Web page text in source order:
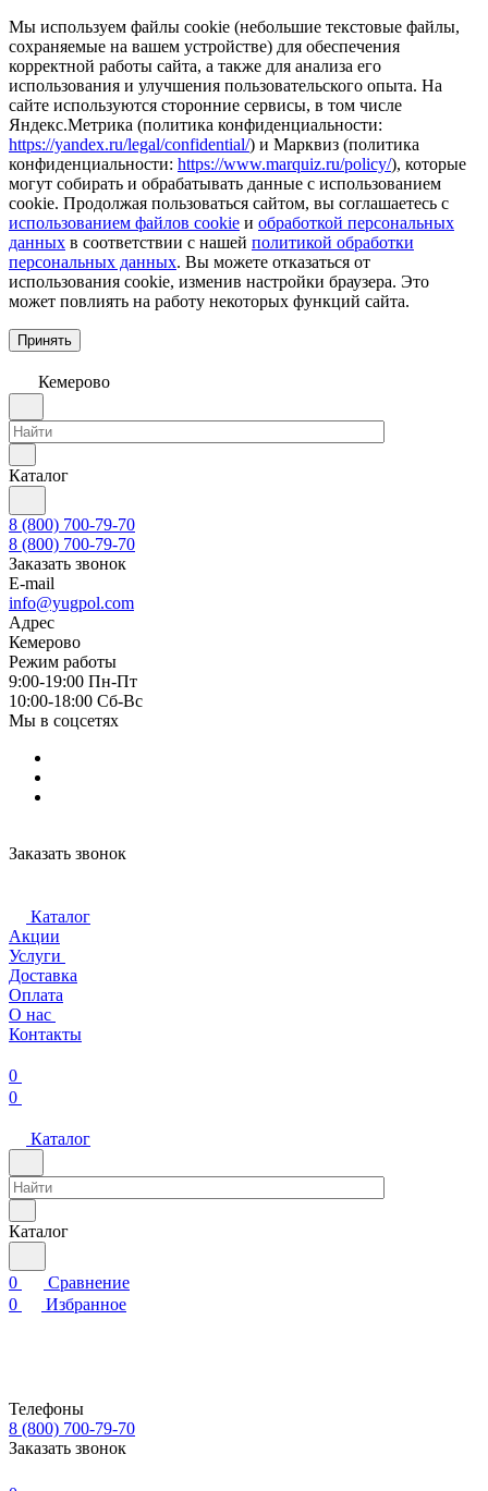
Мы используем файлы cookie (небольшие текстовые файлы,
сохраняемые на вашем устройстве) для обеспечения
корректной работы сайта, а также для анализа его
использования и улучшения пользовательского опыта. На
сайте используются сторонние сервисы, в том числе
Яндекс.Метрика (политика конфиденциальности:
https://yandex.ru/legal/confidential/) и Марквиз (политика
конфиденциальности: https://www.marquiz.ru/policy/), которые
могут собирать и обрабатывать данные с использованием
cookie. Продолжая пользоваться сайтом, вы соглашаетесь с
использованием файлов cookie и обработкой персональных
данных в соответствии с нашей политикой обработки
персональных данных. Вы можете отказаться от
использования cookie, изменив настройки браузера. Это
может повлиять на работу некоторых функций сайта.
Принять
Кемерово
Каталог
8 (800) 700-79-70
8 (800) 700-79-70
Заказать звонок
E-mail
info@yugpol.com
Адрес
Кемерово
Режим работы
9:00-19:00 Пн-Пт
10:00-18:00 Cб-Вс
Мы в соцсетях
Заказать звонок
Каталог
Акции
Услуги
Доставка
Оплата
О нас
Контакты
0
0
Каталог
Каталог
0
Сравнение
0
Избранное
Телефоны
8 (800) 700-79-70
Заказать звонок